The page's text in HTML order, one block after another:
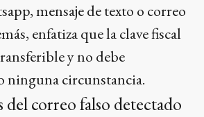
mensaje de texto o correo
enfatiza que la clave fiscal
y no debe
ninguna circunstancia.
del correo falso detectado